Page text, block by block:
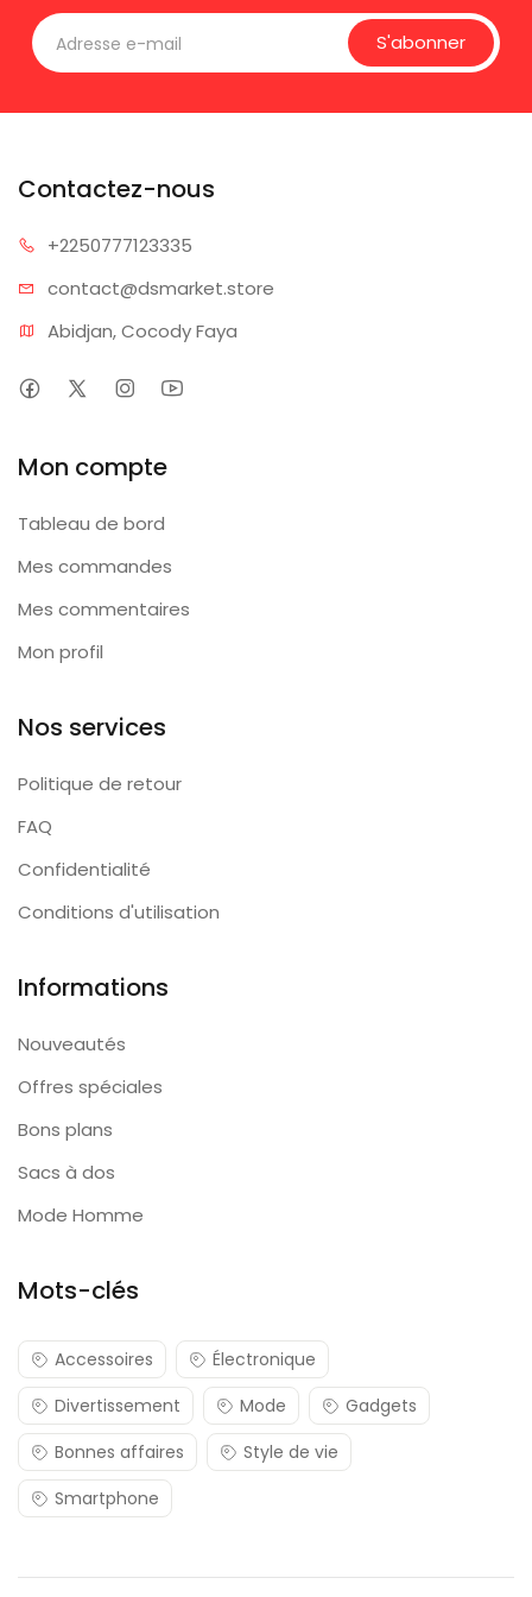
S'abonner
Contactez-nous
+2250777123335
contact@dsmarket.store
Abidjan, Cocody Faya
Mon compte
Tableau de bord
Mes commandes
Mes commentaires
Mon profil
Nos services
Politique de retour
FAQ
Confidentialité
Conditions d'utilisation
Informations
Nouveautés
Offres spéciales
Bons plans
Sacs à dos
Mode Homme
Mots-clés
Accessoires
Électronique
Divertissement
Mode
Gadgets
Bonnes affaires
Style de vie
Smartphone